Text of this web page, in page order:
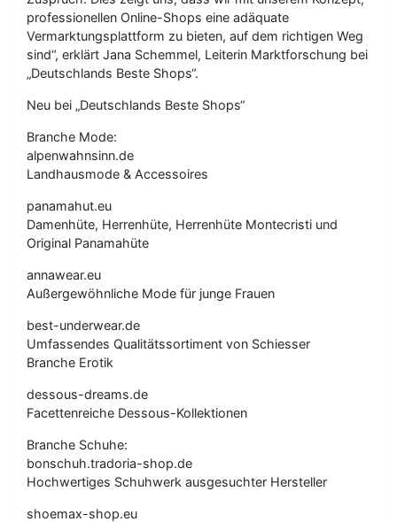
professionellen Online-Shops eine adäquate
Vermarktungsplattform zu bieten, auf dem richtigen Weg
sind“, erklärt Jana Schemmel, Leiterin Marktforschung bei
„Deutschlands Beste Shops“.
Neu bei „Deutschlands Beste Shops“
Branche Mode:
alpenwahnsinn.de
Landhausmode & Accessoires
panamahut.eu
Damenhüte, Herrenhüte, Herrenhüte Montecristi und
Original Panamahüte
annawear.eu
Außergewöhnliche Mode für junge Frauen
best-underwear.de
Umfassendes Qualitätssortiment von Schiesser
Branche Erotik
dessous-dreams.de
Facettenreiche Dessous-Kollektionen
Branche Schuhe:
bonschuh.tradoria-shop.de
Hochwertiges Schuhwerk ausgesuchter Hersteller
shoemax-shop.eu